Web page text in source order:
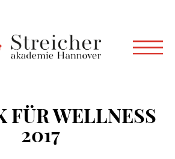
FÜR WELLNESS
2017